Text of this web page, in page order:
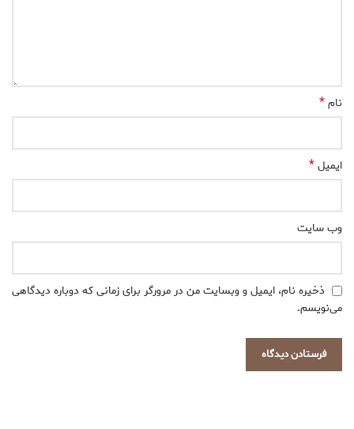
نام*
ایمیل*
وب‌ سایت
ذخیره نام، ایمیل و وبسایت من در مرورگر برای زمانی که دوباره دیدگاهی
می‌نویسم.